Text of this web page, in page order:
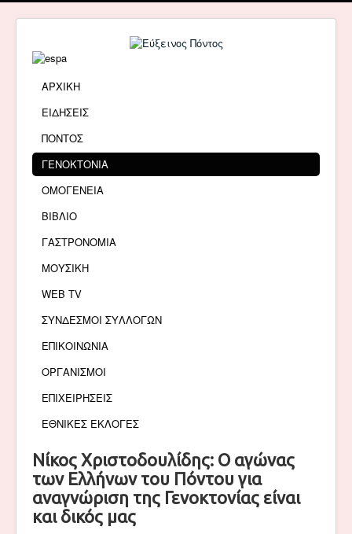
ΑΡΧΙΚΗ
ΕΙΔΗΣΕΙΣ
ΠΟΝΤΟΣ
ΓΕΝΟΚΤΟΝΙΑ
ΟΜΟΓΕΝΕΙΑ
ΒΙΒΛΙΟ
ΓΑΣΤΡΟΝΟΜΙΑ
ΜΟΥΣΙΚΗ
WEB TV
ΣΥΝΔΕΣΜΟΙ ΣΥΛΛΟΓΩΝ
ΕΠΙΚΟΙΝΩΝΙΑ
ΟΡΓΑΝΙΣΜΟΙ
ΕΠΙΧΕΙΡΗΣΕΙΣ
ΕΘΝΙΚΕΣ ΕΚΛΟΓΕΣ
Νίκος Χριστοδουλίδης: Ο αγώνας
των Ελλήνων του Πόντου για
αναγνώριση της Γενοκτονίας είναι
και δικός μας